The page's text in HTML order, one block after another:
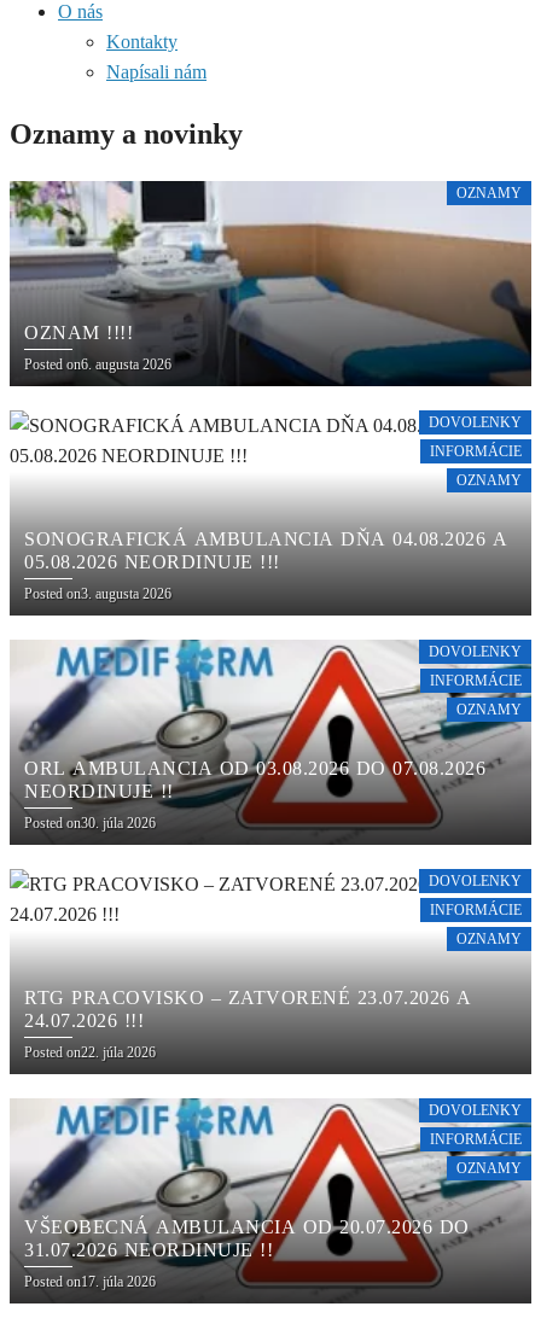
O nás
Kontakty
Napísali nám
Oznamy a novinky
OZNAMY
OZNAM !!!!
Posted on6. augusta 2026
DOVOLENKY
INFORMÁCIE
OZNAMY
SONOGRAFICKÁ AMBULANCIA DŇA 04.08.2026 A
05.08.2026 NEORDINUJE !!!
Posted on3. augusta 2026
DOVOLENKY
INFORMÁCIE
OZNAMY
ORL AMBULANCIA OD 03.08.2026 DO 07.08.2026
NEORDINUJE !!
Posted on30. júla 2026
DOVOLENKY
INFORMÁCIE
OZNAMY
RTG PRACOVISKO – ZATVORENÉ 23.07.2026 A
24.07.2026 !!!
Posted on22. júla 2026
DOVOLENKY
INFORMÁCIE
OZNAMY
VŠEOBECNÁ AMBULANCIA OD 20.07.2026 DO
31.07.2026 NEORDINUJE !!
Posted on17. júla 2026